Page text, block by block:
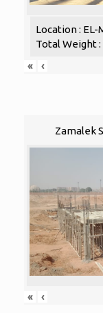
Location : EL-
Total Weight :
«
‹
Zamalek
« ‹